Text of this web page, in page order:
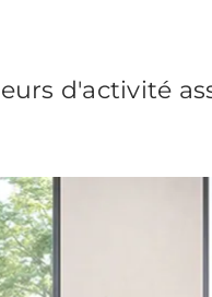
d'activité